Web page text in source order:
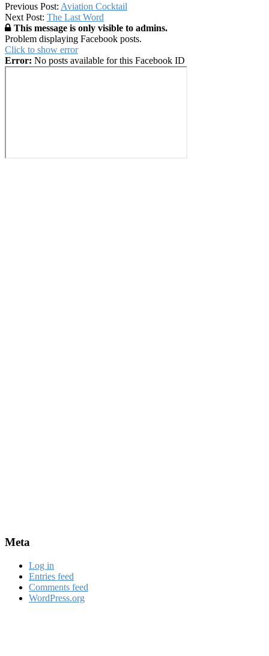
2016-
06-
30
Previous Post: Aviation Cocktail
Next Post: The Last Word
This message is only visible to admins.
Problem displaying Facebook posts.
Click to show error
Error: No posts available for this Facebook ID
Meta
Log in
Entries feed
Comments feed
WordPress.org